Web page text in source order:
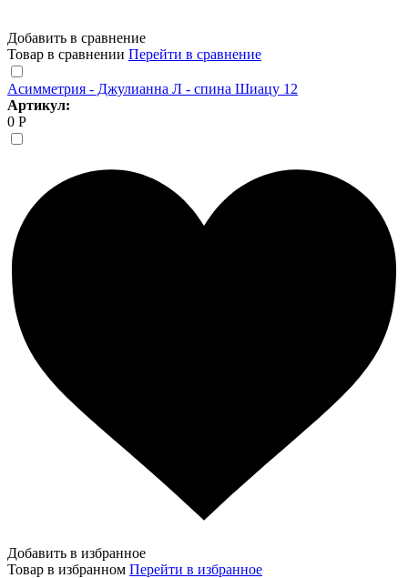
Добавить в сравнение
Товар в сравнении Перейти в сравнение
Асимметрия - Джулианна Л - спина Шиацу 12
Артикул:
0 Р
Добавить в избранное
Товар в избранном Перейти в избранное